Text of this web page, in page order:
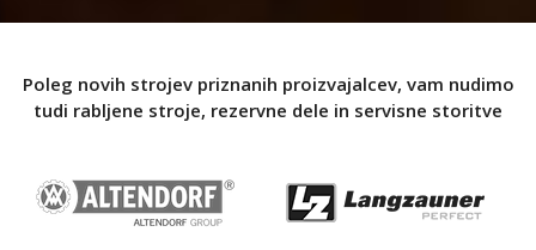
Poleg novih strojev priznanih proizvajalcev, vam nudimo
tudi rabljene stroje, rezervne dele in servisne storitve